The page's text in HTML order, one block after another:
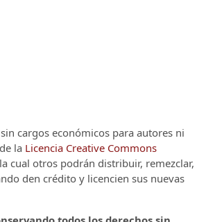
cargos económicos para autores ni
la Licencia Creative Commons
cual otros podrán distribuir, remezclar,
den crédito y licencien sus nuevas